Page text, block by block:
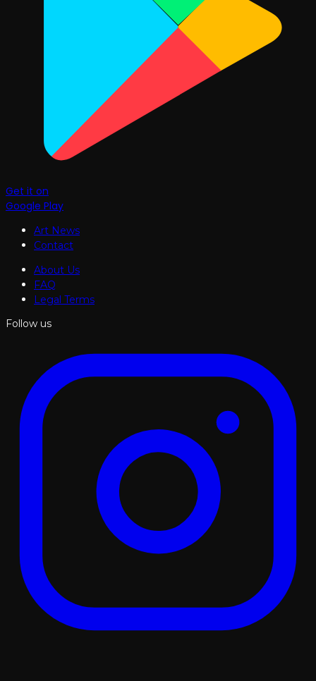
Get it on
Google Play
Art News
Contact
About Us
FAQ
Legal Terms
Follow us